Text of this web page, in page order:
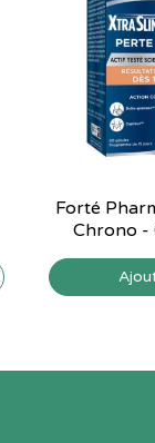
Forté
Chrono -